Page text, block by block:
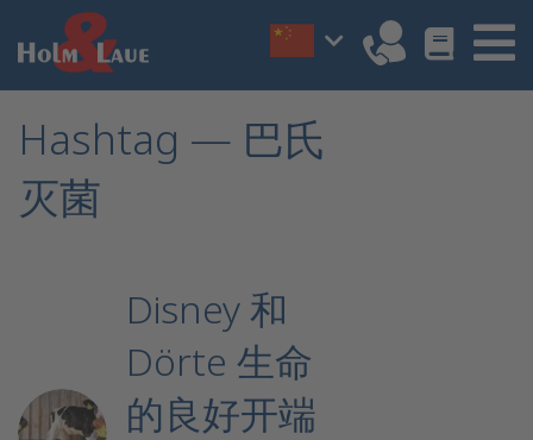
Hashtag — 巴氏
灭菌
Disney 和
Dörte 生命
的良好开端